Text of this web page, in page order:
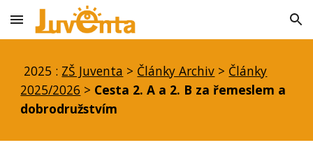
Skip to main content Skip to navigation
2025 : ZŠ Juventa > Články Archiv > Články
2025/2026 > Cesta 2. A a 2. B za řemeslem a
dobrodružstvím